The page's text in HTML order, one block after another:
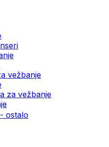
vežbanje
za vežbanje
ostalo